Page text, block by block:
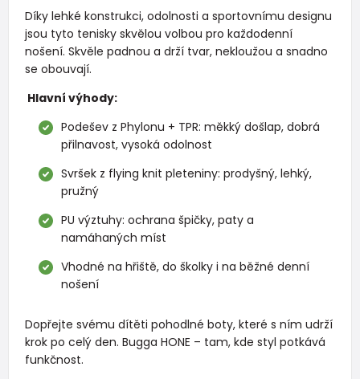
Díky lehké konstrukci, odolnosti a sportovnímu designu
jsou tyto tenisky skvělou volbou pro každodenní
nošení. Skvěle padnou a drží tvar, nekloužou a snadno
se obouvají.
Hlavní výhody:
Podešev z Phylonu + TPR: měkký došlap, dobrá
přilnavost, vysoká odolnost
Svršek z flying knit pleteniny: prodyšný, lehký,
pružný
PU výztuhy: ochrana špičky, paty a
namáhaných míst
Vhodné na hřiště, do školky i na běžné denní
nošení
Dopřejte svému dítěti pohodlné boty, které s ním udrží
krok po celý den. Bugga HONE – tam, kde styl potkává
funkčnost.